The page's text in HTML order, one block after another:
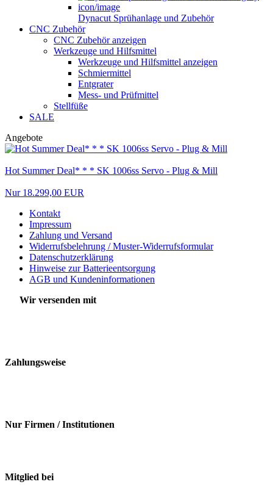
Dynacut Sprühanlage und Zubehör
CNC Zubehör
CNC Zubehör anzeigen
Werkzeuge und Hilfsmittel
Werkzeuge und Hilfsmittel anzeigen
Schmiermittel
Entgrater
Mess- und Prüfmittel
Stellfüße
SALE
Angebote
Hot Summer Deal* * * SK 1006ss Servo - Plug & Mill
Nur 18.299,00 EUR
Kontakt
Impressum
Zahlung und Versand
Widerrufsbelehrung / Muster-Widerrufsformular
Datenschutzerklärung
Hinweise zur Batterieentsorgung
AGB und Kundeninformationen
Wir versenden mit
Zahlungsweise
Nur Firmen / Institutionen
Mitglied bei